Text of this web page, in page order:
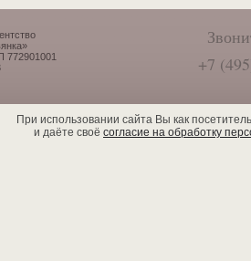
772901001
+7
При использовании сайта Вы как
и даёте своё согласие на обработку